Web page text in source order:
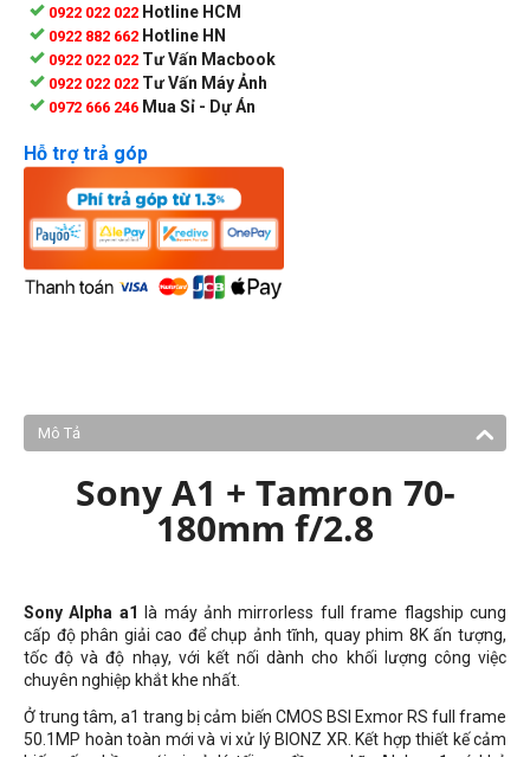
0922 022 022 Hotline HCM
0922 882 662 Hotline HN
0922 022 022 Tư Vấn Macbook
0922 022 022 Tư Vấn Máy Ảnh
0972 666 246 Mua Sỉ - Dự Án
Hỗ trợ trả góp
Mô Tả
Sony A1 + Tamron 70-
180mm f/2.8
Sony Alpha a1
là máy ảnh mirrorless full frame flagship cung
cấp độ phân giải cao để chụp ảnh tĩnh, quay phim 8K ấn tượng,
tốc độ và độ nhạy, với kết nối dành cho khối lượng công việc
chuyên nghiệp khắt khe nhất.
Ở trung tâm, a1 trang bị cảm biến CMOS BSI Exmor RS full frame
50.1MP hoàn toàn mới và vi xử lý BIONZ XR. Kết hợp thiết kế cảm